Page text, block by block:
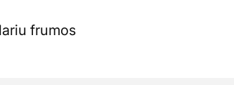
frumos